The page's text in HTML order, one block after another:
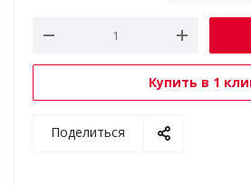
Купить в 1
Поделиться